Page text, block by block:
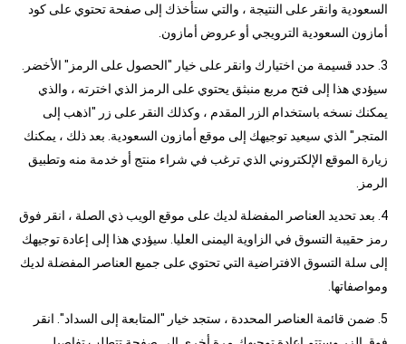
السعودية وانقر على النتيجة ، والتي ستأخذك إلى صفحة تحتوي على كود
أمازون السعودية الترويجي أو عروض أمازون.
3. حدد قسيمة من اختيارك وانقر على خيار "الحصول على الرمز" الأخضر.
سيؤدي هذا إلى فتح مربع منبثق يحتوي على الرمز الذي اخترته ، والذي
يمكنك نسخه باستخدام الزر المقدم ، وكذلك النقر على زر "اذهب إلى
المتجر" الذي سيعيد توجيهك إلى موقع أمازون السعودية. بعد ذلك ، يمكنك
زيارة الموقع الإلكتروني الذي ترغب في شراء منتج أو خدمة منه وتطبيق
الرمز.
4. بعد تحديد العناصر المفضلة لديك على موقع الويب ذي الصلة ، انقر فوق
رمز حقيبة التسوق في الزاوية اليمنى العليا. سيؤدي هذا إلى إعادة توجيهك
إلى سلة التسوق الافتراضية التي تحتوي على جميع العناصر المفضلة لديك
ومواصفاتها.
5. ضمن قائمة العناصر المحددة ، ستجد خيار "المتابعة إلى السداد". انقر